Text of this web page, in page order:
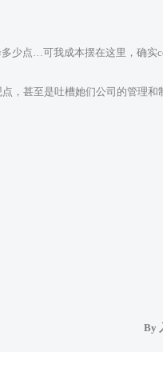
少点…可我成本摆在这里，确实
，甚至是吐槽她们公司的管理和
By